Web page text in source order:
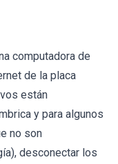
computadora de
de la placa
están
y para algunos
no son
desconectar los